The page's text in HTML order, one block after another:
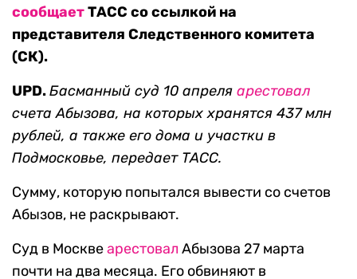
сообщаетТАСС со ссылкой на
представителя Следственного комитета
(СК).
UPD.Басманный суд 10 апреля арестовал
счета Абызова, на которых хранятся 437 млн
рублей, а также его дома и участки в
Подмосковье, передает ТАСС.
Сумму, которую попытался вывести со счетов
Абызов, не раскрывают.
Суд в Москвеарестовал Абызова 27 марта
почти на два месяца. Его обвиняют в